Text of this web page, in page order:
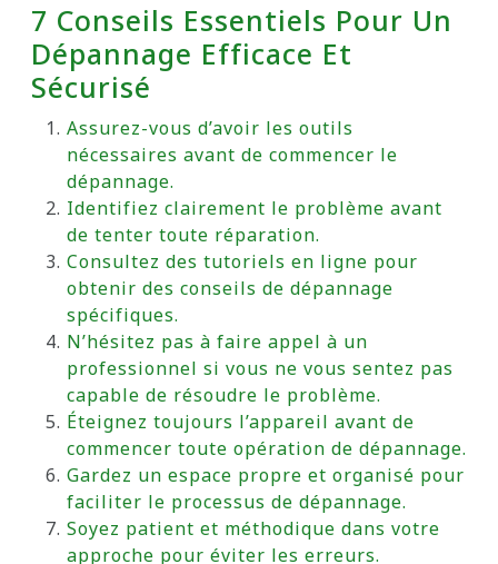
7 Conseils Essentiels Pour Un
Dépannage Efficace Et
Sécurisé
Assurez-vous d’avoir les outils
nécessaires avant de commencer le
dépannage.
Identifiez clairement le problème avant
de tenter toute réparation.
Consultez des tutoriels en ligne pour
obtenir des conseils de dépannage
spécifiques.
N’hésitez pas à faire appel à un
professionnel si vous ne vous sentez pas
capable de résoudre le problème.
Éteignez toujours l’appareil avant de
commencer toute opération de dépannage.
Gardez un espace propre et organisé pour
faciliter le processus de dépannage.
Soyez patient et méthodique dans votre
approche pour éviter les erreurs.